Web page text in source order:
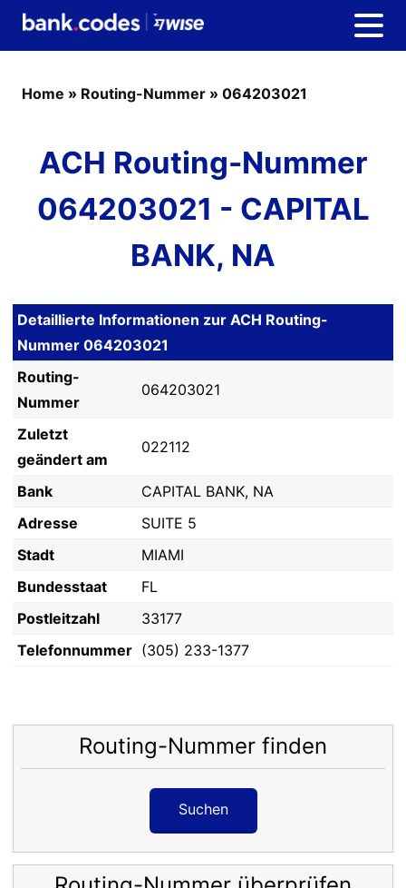
Home » Routing-Nummer » 064203021
ACH Routing-Nummer
064203021 - CAPITAL
BANK, NA
Detaillierte Informationen zur ACH Routing-
Nummer 064203021
Routing-
Nummer
064203021
Zuletzt
geändert am
022112
Bank
CAPITAL BANK, NA
Adresse
SUITE 5
Stadt
MIAMI
Bundesstaat
FL
Postleitzahl
33177
Telefonnummer (305) 233-1377
Routing-Nummer finden
Suchen